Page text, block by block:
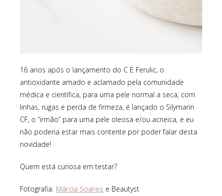
16 anos após o lançamento do C E Ferulic, o
antioxidante amado e aclamado pela comunidade
médica e científica, para uma pele normal a seca, com
linhas, rugas e perda de firmeza, é lançado o Silymarin
CF, o “irmão” para uma pele oleosa e/ou acneica, e eu
não poderia estar mais contente por poder falar desta
novidade!
Quem está curiosa em testar?
Fotografia: Márcia Soares e Beautyst